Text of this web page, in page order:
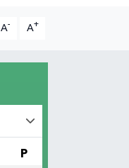
A- A+
P